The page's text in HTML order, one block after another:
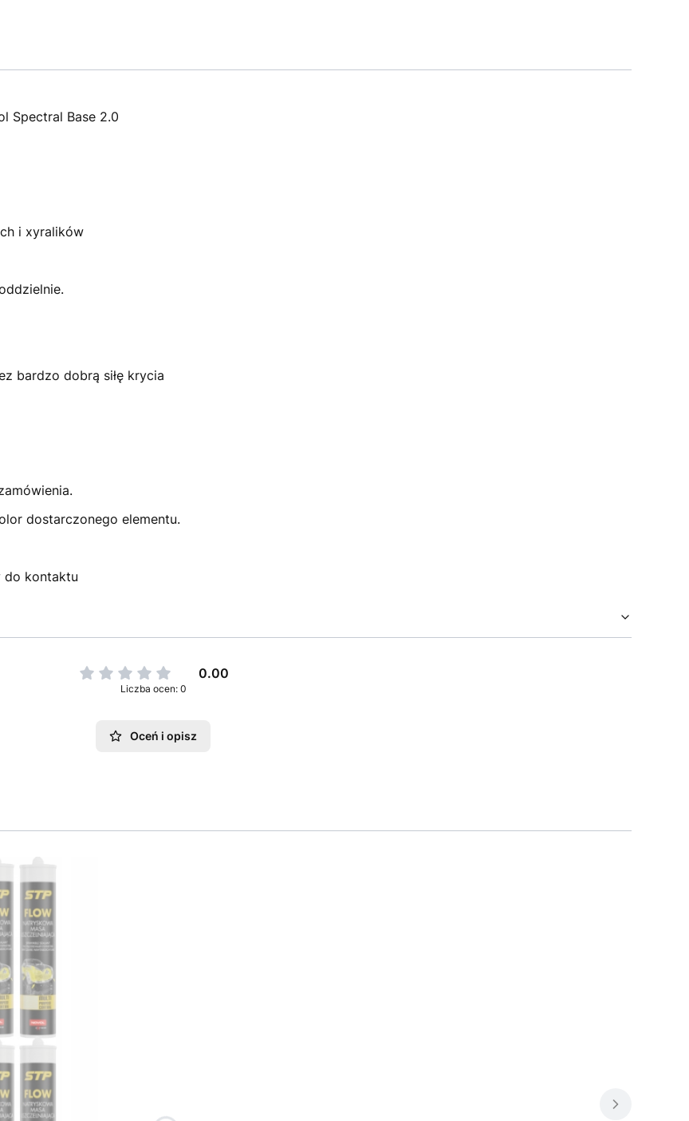
Spectral Base 2.0
i xyralików
bardzo dobrą siłę krycia
dostarczonego elementu.
do kontaktu
0.00
Liczba ocen: 0
Oceń i opisz